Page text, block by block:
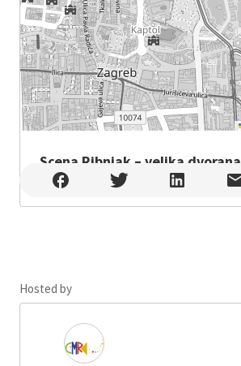
Scena Ribnjak – velika dvorana
Scena Ribnjak – velika dvorana , Zagreb
Hosted by